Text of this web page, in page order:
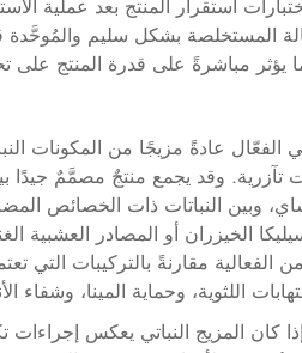
استقرار المنتج بعد عملية
الفعّالة المستخلصة بشكل سليم
مباشرةً على قدرة المنتج على
عادةً مزيجًا من المكونات
تآزرية. وقد يجمع منتجٌ مصمَّمٌ جيدًا
وبين النباتات ذات الخصائص المضادة
الخيزران أو المصادر العشبية
مقارنةً بالتركيبات التي
اللثوية، وحماية المينا، وشفاء
كان المزيج النباتي يعكس إجراءات